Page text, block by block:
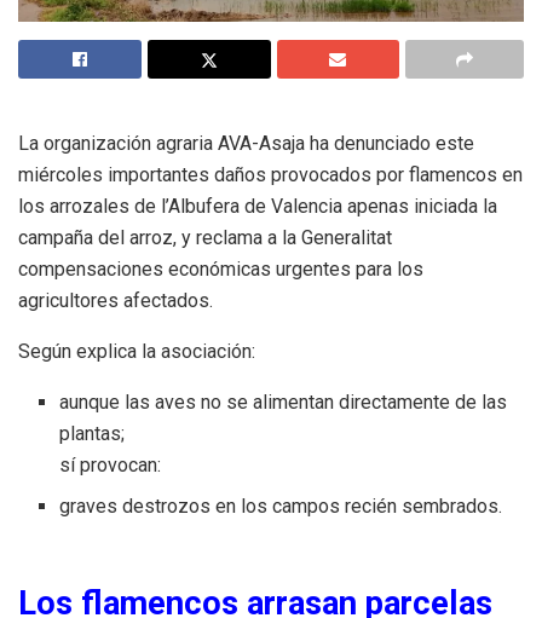
La organización agraria AVA-Asaja ha denunciado este
miércoles importantes daños provocados por flamencos en
los arrozales de l’Albufera de Valencia apenas iniciada la
campaña del arroz, y reclama a la Generalitat
compensaciones económicas urgentes para los
agricultores afectados.
Según explica la asociación:
aunque las aves no se alimentan directamente de las
plantas;
sí provocan:
graves destrozos en los campos recién sembrados.
Los flamencos arrasan parcelas